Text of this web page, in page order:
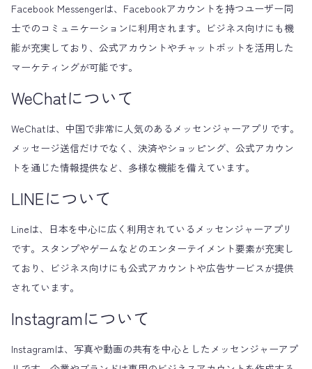
Facebook Messengerは、Facebookアカウントを持つユーザー同
士でのコミュニケーションに利用されます。ビジネス向けにも機
能が充実しており、公式アカウントやチャットボットを活用した
マーケティングが可能です。
WeChatについて
WeChatは、中国で非常に人気のあるメッセンジャーアプリです。
メッセージ送信だけでなく、決済やショッピング、公式アカウン
トを通じた情報提供など、多様な機能を備えています。
LINEについて
Lineは、日本を中心に広く利用されているメッセンジャーアプリ
です。スタンプやゲームなどのエンターテイメント要素が充実し
ており、ビジネス向けにも公式アカウントや広告サービスが提供
されています。
Instagramについて
Instagramは、写真や動画の共有を中心としたメッセンジャーアプ